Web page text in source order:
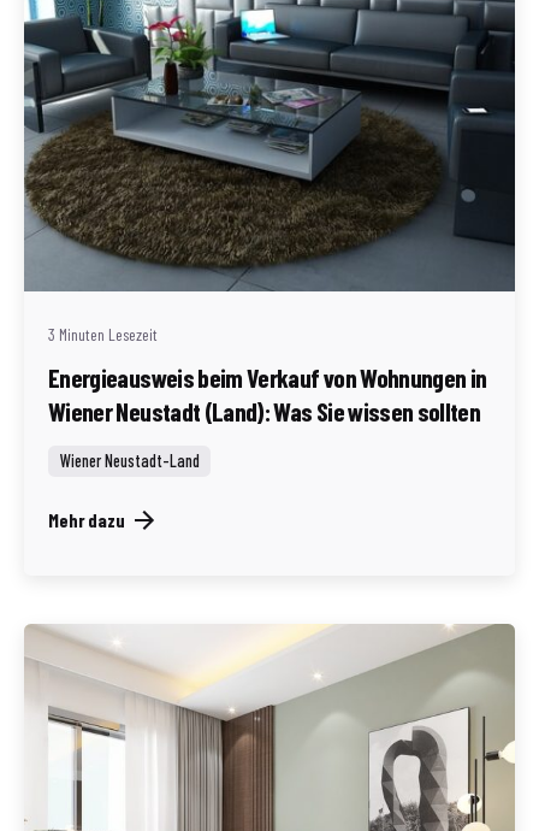
Geschrieben von
Redaktion Immofragen Wiener Neustadt Stadt /
Land
3 Minuten Lesezeit
Energieausweis beim Verkauf von Wohnungen in
Wiener Neustadt (Land): Was Sie wissen sollten
Wiener Neustadt-Land
Mehr dazu